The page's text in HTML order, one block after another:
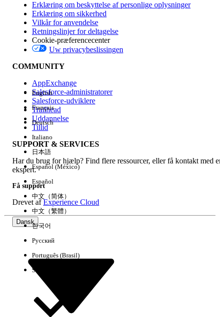
Version
Experience
Ryd alle Udført
Erklæring om beskyttelse af personlige oplysninger
Erklæring om sikkerhed
Vilkår for anvendelse
Retningslinjer for deltagelse
Cookie-præferencecenter
Uw privacybeslissingen
COMMUNITY
AppExchange
Salesforce-administratorer
Salesforce-udviklere
Trailhead
Uddannelse
Tillid
SUPPORT & SERVICES
Har du brug for hjælp? Find flere ressourcer, eller få kontakt med
ekspert.
Få support
Drevet afExperience Cloud
Dansk
English
Français
Deutsch
Italiano
日本語
Español (México)
Español
中文（简体）
中文（繁體）
한국어
Русский
Português (Brasil)
Suomi